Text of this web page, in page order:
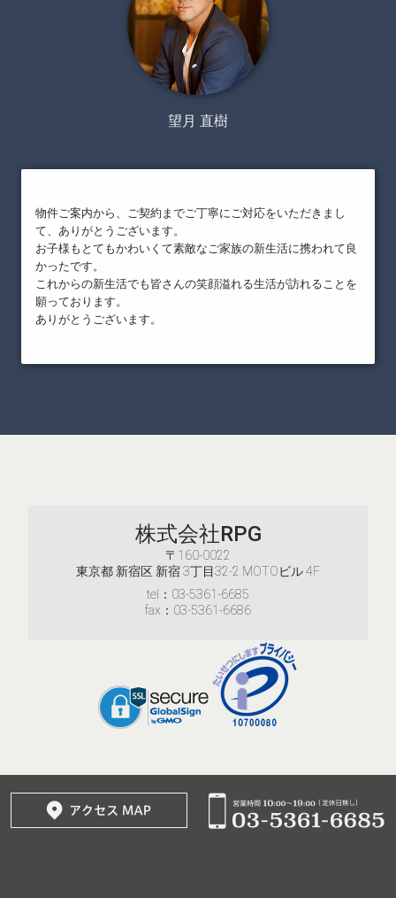
望月 直樹
物件ご案内から、ご契約までご丁寧にご対応をいただきまし
て、ありがとうございます。
お子様もとてもかわいくて素敵なご家族の新生活に携われて良
かったです。
これからの新生活でも皆さんの笑顔溢れる生活が訪れることを
願っております。
ありがとうございます。
株式会社RPG
〒160-0022
東京都 新宿区 新宿 3丁目32-2 MOTOビル 4F
tel：03-5361-6685
fax：03-5361-6686
© 2017–2026 株式会社RPG